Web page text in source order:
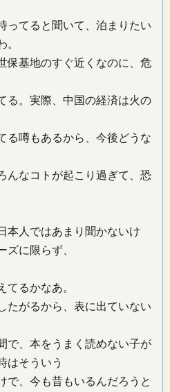
ってると聞いて、泊まりたい
。
保基地のすぐ近くなのに、危
る。実際、中国の経済は火の
る噂もあるから、今後どうな
んなコトが起こり過ぎて、恐
本人ではあまり聞かないけ
ズに限らず、
てるかなあ。
たがるから、表に出ていない
で、本をうまく読めない子が
はそういう
で、今も昔もいるんだろうと